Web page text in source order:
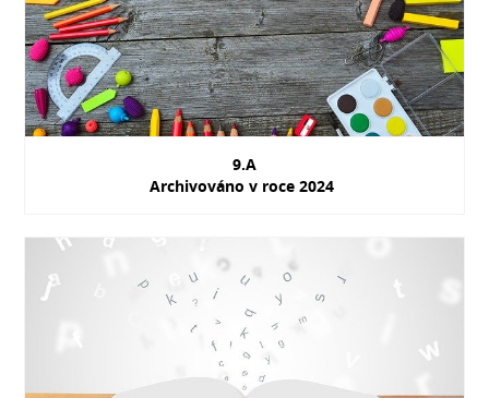
9.A
Archivováno v roce 2024